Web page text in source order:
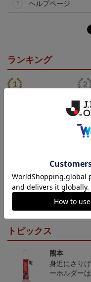
ヘルプページ
ランキング
ロアッソ熊本 ギャロッ
プ タオルマフラー
2,500円
ロ
プ T
4,950
トピックス
熊本
身近にさり
ーホルダー